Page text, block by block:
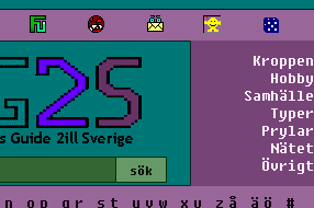
Kroppen
Hobby
Samhälle
Typer
Prylar
Nätet
Övrigt
n o p q r s t u v w x y z å ä ö #